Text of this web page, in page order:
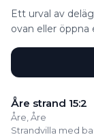
Ett urval av
ovan eller
Åre strand 15:2
Åre, Åre